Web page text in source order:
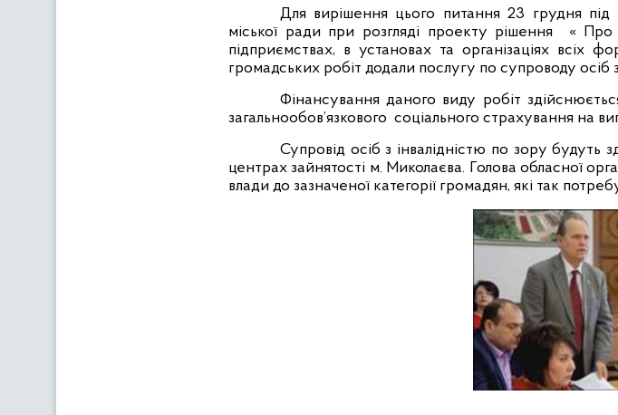
Для вирішення цього питання 23 грудня під
міської ради при розгляді проекту рішення
« Про
підприємствах, в установах та організаціях всіх
громадських робіт додали послугу по супроводу осіб
Фінансування даного виду робіт
загальнообов’язкового соціального страхування на
Супровід осіб з інвалідністю по зору будуть
центрах зайнятості м. Миколаєва. Голова обласної
влади до зазначеної категорії громадян, які так